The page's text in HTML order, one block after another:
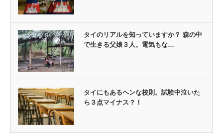
タイのリアルを知っていますか？ 森の中
で生きる父娘３人。電気もな…
タイにもあるヘンな校則。試験中泣いた
ら３点マイナス？！